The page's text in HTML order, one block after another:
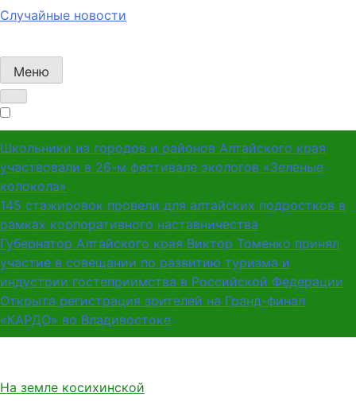
Случайные новости
Меню
Школьники из городов и районов Алтайского края
участвовали в 26-м фестивале экологов «Зеленые
колокола»
145 стажировок провели для алтайских подростков в
рамках корпоративного наставничества
Губернатор Алтайского края Виктор Томенко принял
участие в совещании по развитию туризма и
индустрии гостеприимства в Российской Федерации
Открыта регистрация зрителей на Гранд-финал
«КАРДО» во Владивостоке
На земле косихинской